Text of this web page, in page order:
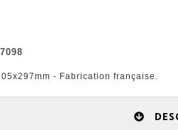
- Fabrication française.